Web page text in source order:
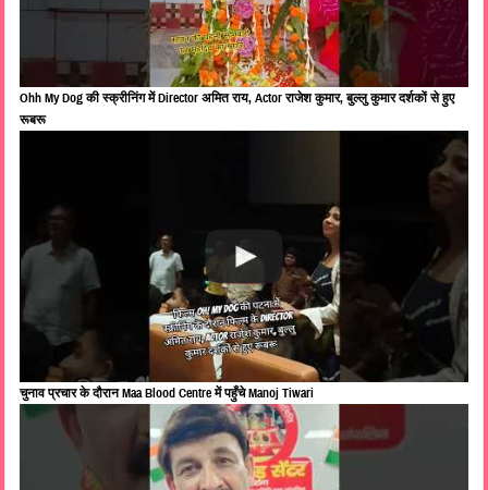
Ohh My Dog की स्क्रीनिंग में Director अमित राय, Actor राजेश कुमार, बुल्लु कुमार दर्शकों से हुए
रूबरू
चुनाव प्रचार के दौरान Maa Blood Centre में पहुँचे Manoj Tiwari